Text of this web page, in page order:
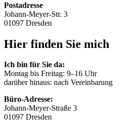
Postadresse
Johann-Meyer-Str. 3
01097 Dresden
Hier finden Sie mich
Ich bin für Sie da:
Montag bis Freitag: 9–16 Uhr
darüber hinaus: nach Vereinbarung
Büro-Adresse:
Johann-Meyer-Straße 3
01097 Dresden